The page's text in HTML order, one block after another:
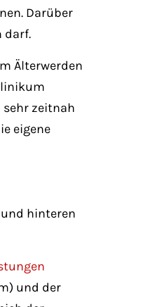
Darüber
darf.
Älterwerden
zeitnah
eigene
hinteren
und der